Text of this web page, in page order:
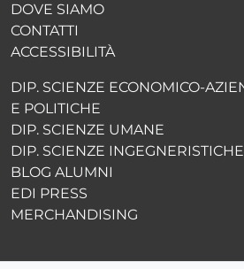
DOVE SIAMO
CONTATTI
ACCESSIBILITÀ
DIP. SCIENZE ECONOMICO-
E POLITICHE
DIP. SCIENZE UMANE
DIP. SCIENZE INGEGNERISTICHE
BLOG ALUMNI
EDI PRESS
MERCHANDISING